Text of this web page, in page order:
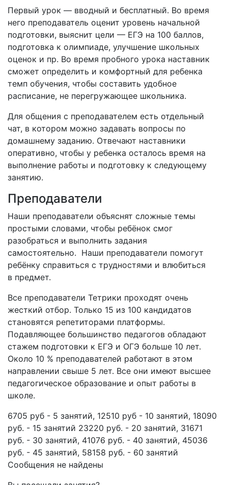
Первый урок — вводный и бесплатный. Во время
него преподаватель оценит уровень начальной
подготовки, выяснит цели — ЕГЭ на 100 баллов,
подготовка к олимпиаде, улучшение школьных
оценок и пр. Во время пробного урока наставник
сможет определить и комфортный для ребенка
темп обучения, чтобы составить удобное
расписание, не перегружающее школьника.
Для общения с преподавателем есть отдельный
чат, в котором можно задавать вопросы по
домашнему заданию. Отвечают наставники
оперативно, чтобы у ребенка осталось время на
выполнение работы и подготовку к следующему
занятию.
Преподаватели
Наши преподаватели объяснят сложные темы
простыми словами, чтобы ребёнок смог
разобраться и выполнить задания
самостоятельно. Наши преподаватели помогут
ребёнку справиться с трудностями и влюбиться
в предмет.
Все преподаватели Тетрики проходят очень
жесткий отбор. Только 15 из 100 кандидатов
становятся репетиторами платформы.
Подавляющее большинство педагогов обладают
стажем подготовки к ЕГЭ и ОГЭ больше 10 лет.
Около 10 % преподавателей работают в этом
направлении свыше 5 лет. Все они имеют высшее
педагогическое образование и опыт работы в
школе.
6705 руб - 5 занятий, 12510 руб - 10 занятий, 18090
руб. - 15 занятий 23220 руб. - 20 занятий, 31671
руб. - 30 занятий, 41076 руб. - 40 занятий, 45036
руб. - 45 занятий, 58158 руб. - 60 занятий
Сообщения не найдены